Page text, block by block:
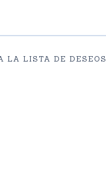
LA LISTA DE DESEOS